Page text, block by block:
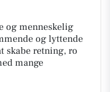
og menneskelig
og lyttende
skabe retning, ro
mange